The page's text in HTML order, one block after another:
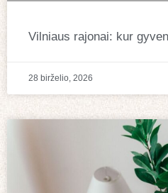
Vilniaus rajonai: kur
28 birželio, 2026